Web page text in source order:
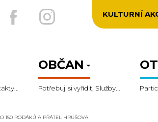
KULTURNÍ
OBČAN
Potřebuji si vyřídit, Služby...
150 RODÁKŮ A PŘÁTEL HRUŠOVA